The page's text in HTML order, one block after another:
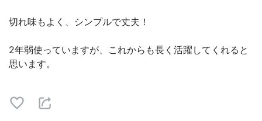
切れ味もよく、シンプルで丈夫！
2年弱使っていますが、これからも長く活躍してくれると
思います。